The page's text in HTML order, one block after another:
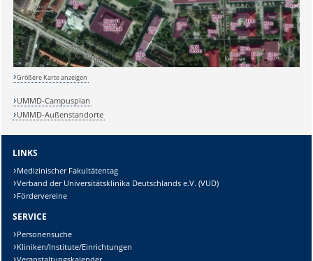
Sicherheitsabfrage:
Lösung:
Größere Karte anzeigen
UMMD-Campusplan
UMMD-Außenstandorte
LINKS
Medizinischer Fakultätentag
Verband der Universitätsklinika Deutschlands e.V. (VUD)
Fördervereine
SERVICE
Personensuche
Kliniken/Institute/Einrichtungen